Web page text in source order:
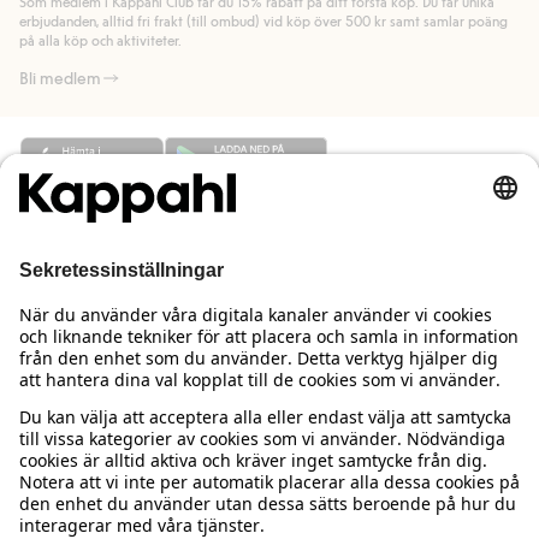
Läs mer
erbjudanden, alltid fri frakt (till ombud) vid köp över 500 kr samt samlar poäng
på alla köp och aktiviteter.
Bli medlem
Behöver du hjälp?
Kundservice
Vanliga frågor
Beställning & retur
Kontakta oss
Kappahl Club
Logga in
Kappahl Club
Om oss
Om Kappahl Group
Villkor & policy